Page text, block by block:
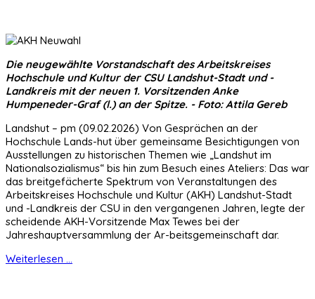
Die neugewählte Vorstandschaft des Arbeitskreises
Hochschule und Kultur der CSU Landshut-Stadt und -
Landkreis mit der neuen 1. Vorsitzenden Anke
Humpeneder-Graf (l.) an der Spitze. - Foto: Attila Gereb
Landshut – pm (09.02.2026) Von Gesprächen an der
Hochschule Lands-hut über gemeinsame Besichtigungen von
Ausstellungen zu historischen Themen wie „Landshut im
Nationalsozialismus“ bis hin zum Besuch eines Ateliers: Das war
das breitgefächerte Spektrum von Veranstaltungen des
Arbeitskreises Hochschule und Kultur (AKH) Landshut-Stadt
und -Landkreis der CSU in den vergangenen Jahren, legte der
scheidende AKH-Vorsitzende Max Tewes bei der
Jahreshauptversammlung der Ar-beitsgemeinschaft dar.
Weiterlesen ...